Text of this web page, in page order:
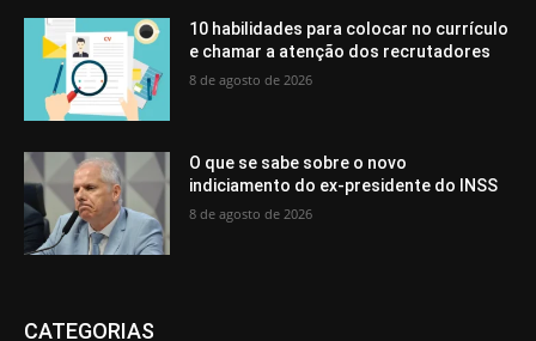
10 habilidades para colocar no currículo
e chamar a atenção dos recrutadores
8 de agosto de 2026
O que se sabe sobre o novo
indiciamento do ex-presidente do INSS
8 de agosto de 2026
CATEGORIAS